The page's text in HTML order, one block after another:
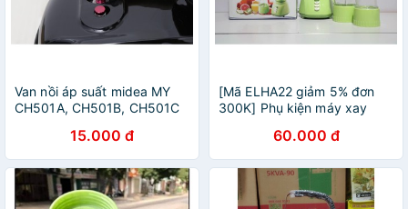
Van nồi áp suất midea MY
CH501A, CH501B, CH501C
15.000 đ
[Mã ELHA22 giảm 5% đơn
300K] Phụ kiện máy xay
sinh tố, cối nhỏ, cối nhỡ, cụm
dao, gioăng...
60.000 đ